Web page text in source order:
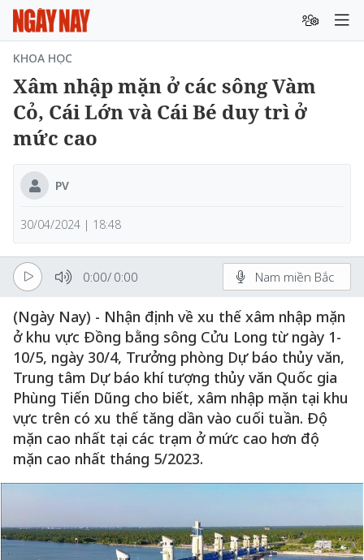
KHOA HỌC
Xâm nhập mặn ở các sông Vàm
Cỏ, Cái Lớn và Cái Bé duy trì ở
mức cao
PV
30/04/2024 | 18:48
0:00/ 0:00 Nam miền Bắc
(Ngày Nay) - Nhận định về xu thế xâm nhập mặn
ở khu vực Đồng bằng sông Cửu Long từ ngày 1-
10/5, ngày 30/4, Trưởng phòng Dự báo thủy văn,
Trung tâm Dự báo khí tượng thủy văn Quốc gia
Phùng Tiến Dũng cho biết, xâm nhập mặn tại khu
vực trên có xu thế tăng dần vào cuối tuần. Độ
mặn cao nhất tại các trạm ở mức cao hơn độ
mặn cao nhất tháng 5/2023.